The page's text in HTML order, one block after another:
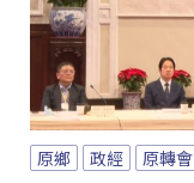
原鄉 政經 原轉會